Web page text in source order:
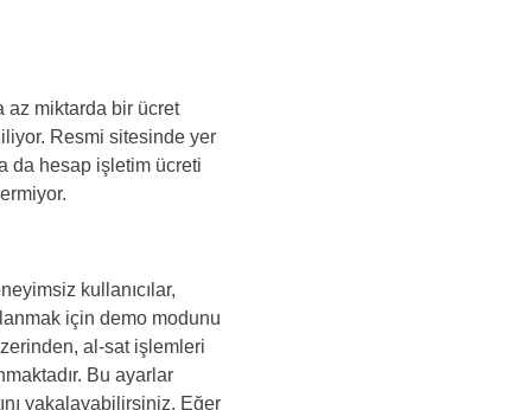
az miktarda bir ücret
Resmi sitesinde yer
da hesap işletim ücreti
kullanıcılar,
için demo modunu
al-sat işlemleri
Bu ayarlar
yakalayabilirsiniz. Eğer